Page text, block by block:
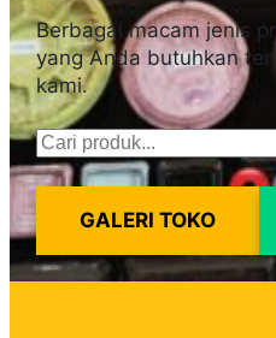
Berbagai macam jenis
yang Anda butuhkan
kami.
Pencarian
GALERI TOKO